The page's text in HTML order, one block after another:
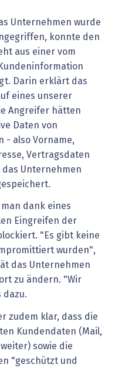
Unternehmen wurde
konnte den
aus einer vom
Darin erklärt das
eines unserer
Angreifer hätten
Daten von
- also Vorname,
Vertragsdaten
das Unternehmen
dank eines
Eingreifen der
"Es gibt keine
wurden",
das Unternehmen
zu ändern. "Wir
dazu.
zudem klar, dass die
Kundendaten (Mail,
sowie die
"geschützt und